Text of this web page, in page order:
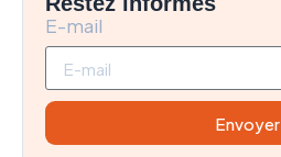
E-mail
Envoyer